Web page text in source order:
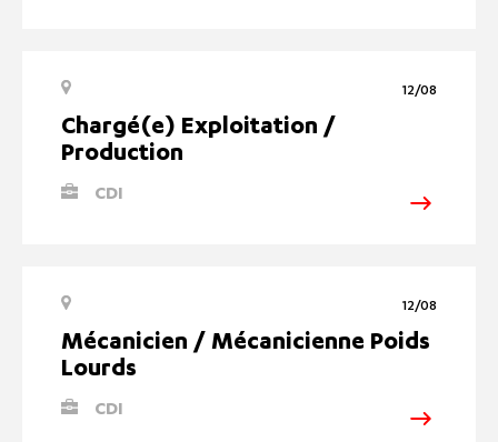
12/08
Chargé(e) Exploitation /
Production
CDI
12/08
Mécanicien / Mécanicienne Poids
Lourds
CDI